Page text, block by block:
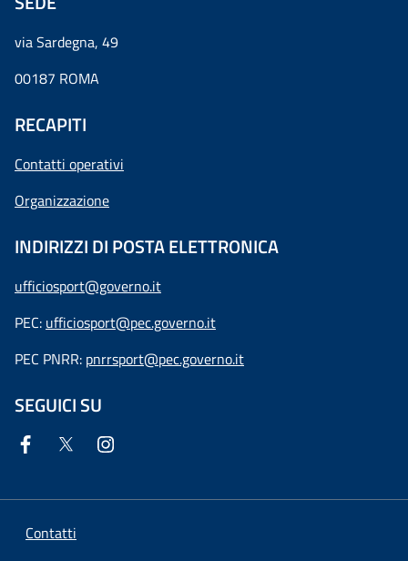
via Sardegna, 49
00187 ROMA
RECAPITI
Contatti operativi
Organizzazione
INDIRIZZI DI POSTA ELETTRONICA
ufficiosport@governo.it
PEC: ufficiosport@pec.governo.it
PEC PNRR: pnrrsport@pec.governo.it
SEGUICI SU
Contatti